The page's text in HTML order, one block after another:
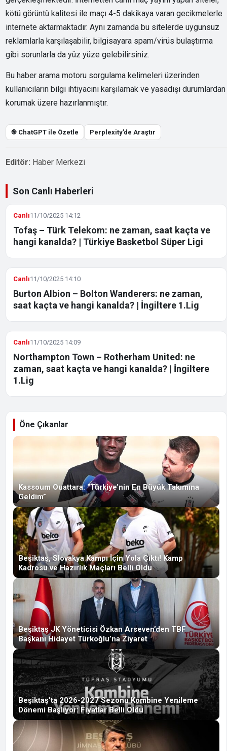
kötü görüntü kalitesi ile maçı 4-5 dakikaya varan gecikmelerle
internete aktarmaktadır. Aynı zamanda bu sitelerde uygunsuz
reklamlarla karşılaşabilir, bilgisayara spam/virüs bulaştırma
gibi sorunlarla da yüz yüze gelebilirsiniz.
Bu haber arama motoru sorgulama kelimeleri üzerinden
kullanıcıların bilgi ihtiyacını karşılamak ve yasadışı durumlardan
korumak üzere hazırlanmıştır.
֎ ChatGPT ile Özetle Perplexity’de Araştır
Editör: Haber Merkezi
Son Canlı Haberleri
Canlı11/10/2025 14:12
Tofaş – Türk Telekom: ne zaman, saat kaçta ve
hangi kanalda? | Türkiye Basketbol Süper Ligi
Canlı11/10/2025 14:10
Burton Albion – Bolton Wanderers: ne zaman,
saat kaçta ve hangi kanalda? | İngiltere 1.Lig
Canlı11/10/2025 14:09
Northampton Town – Rotherham United: ne
zaman, saat kaçta ve hangi kanalda? | İngiltere
1.Lig
Öne Çıkanlar
Kassoum Ouattara: “Türkiye’nin En Büyük Takımına
Geldim”
Beşiktaş, Slovakya Kampı İçin Yola Çıktı! Kamp
Kadrosu ve Hazırlık Maçları Belli Oldu
Beşiktaş JK Yöneticisi Özkan Arseven’den TBF
Başkanı Hidayet Türkoğlu’na Ziyaret
Beşiktaş’ta 2026-2027 Sezonu Kombine Yenileme
Dönemi Başlıyor: Fiyatlar Belli Oldu